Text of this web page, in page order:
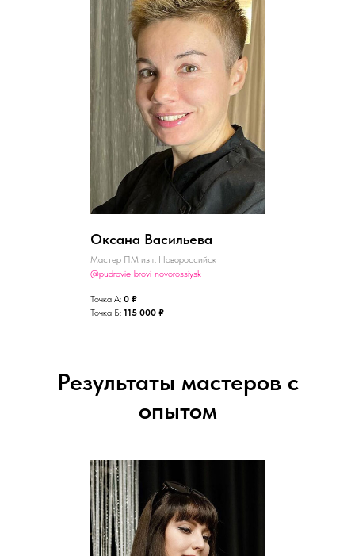
Оксана Васильева
Мастер ПМ из г. Новороссийск
@pudrovie_brovi_novorossiysk
Точка А: 0 ₽
Точка Б: 115 000 ₽
Результаты мастеров с
опытом